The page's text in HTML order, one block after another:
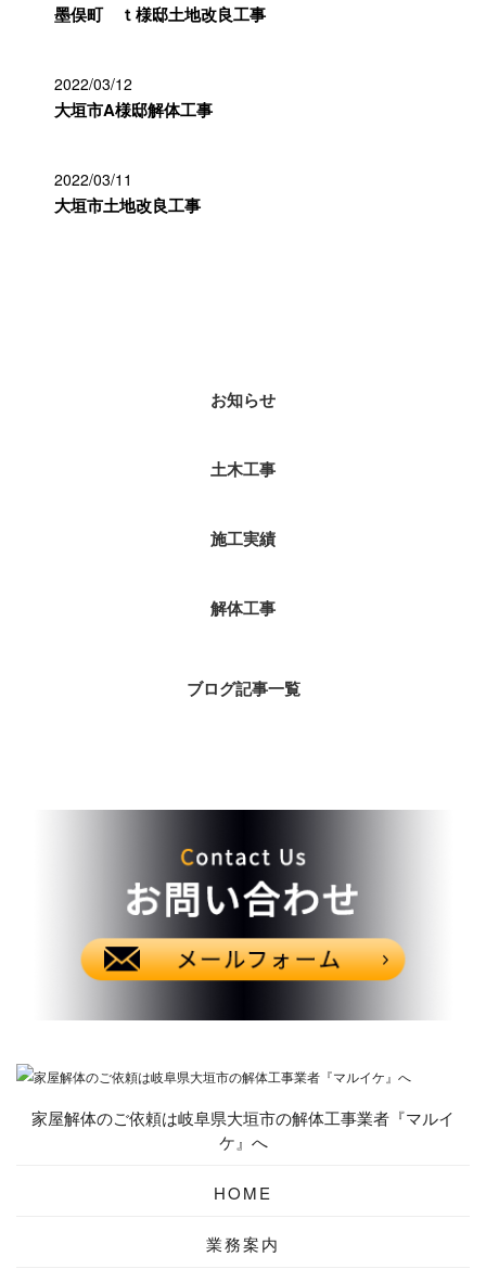
墨俣町 ｔ様邸土地改良工事
2022/03/12
大垣市A様邸解体工事
2022/03/11
大垣市土地改良工事
お知らせ
土木工事
施工実績
解体工事
ブログ記事一覧
家屋解体のご依頼は岐阜県大垣市の解体工事業者『マルイ
ケ』へ
HOME
業務案内